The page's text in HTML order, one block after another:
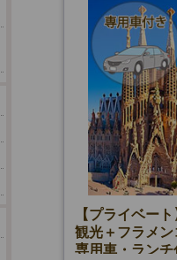
【プライベー
観光＋フラメン
専用車・ランチ